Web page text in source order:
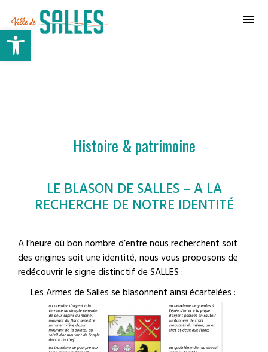
Ouvrir la barre d’outils
Histoire & patrimoine
LE BLASON DE SALLES – A LA
RECHERCHE DE NOTRE IDENTITÉ
A l’heure où bon nombre d’entre nous recherchent soit
des origines soit une identité, nous vous proposons de
redécouvrir le signe distinctif de SALLES :
Les Armes de Salles se blasonnent ainsi écartelées :